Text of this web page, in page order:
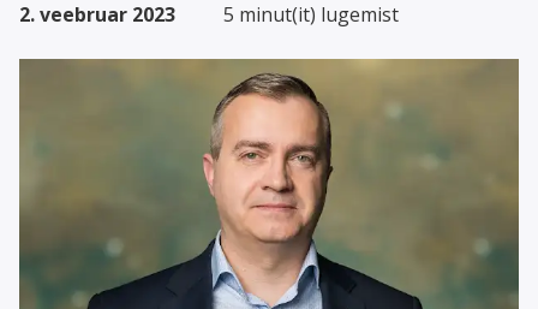
2. veebruar 2023 5 minut(it) lugemist